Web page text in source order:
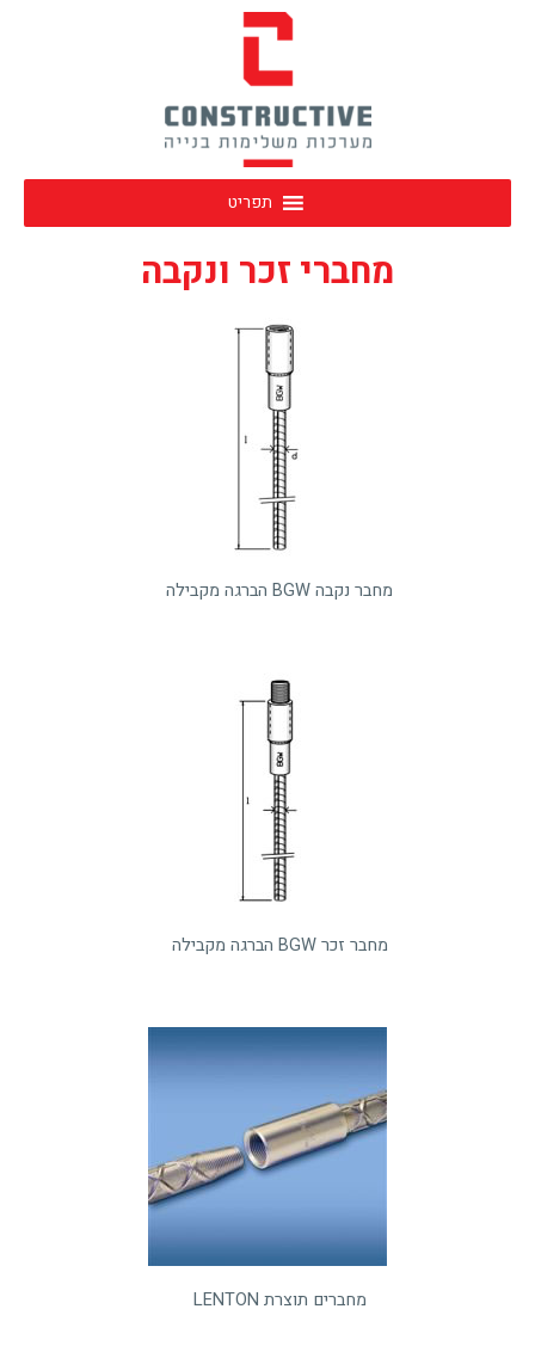
תפריט
מחברי זכר ונקבה
מחבר נקבה BGW הברגה מקבילה
מחבר זכר BGW הברגה מקבילה
מחברים תוצרת LENTON